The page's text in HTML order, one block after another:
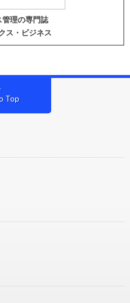
管理の専門誌
ス・ビジネス
Top